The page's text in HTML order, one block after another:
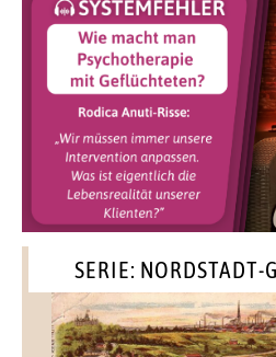
SERIE: NORDSTADT-